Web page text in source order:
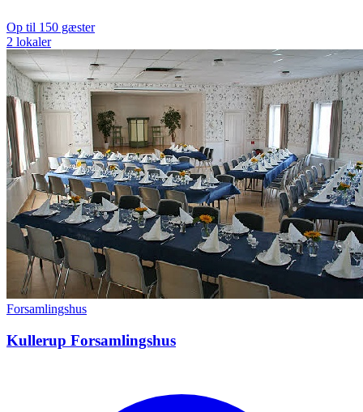
Op til 150 gæster
2 lokaler
Forsamlingshus
Kullerup Forsamlingshus